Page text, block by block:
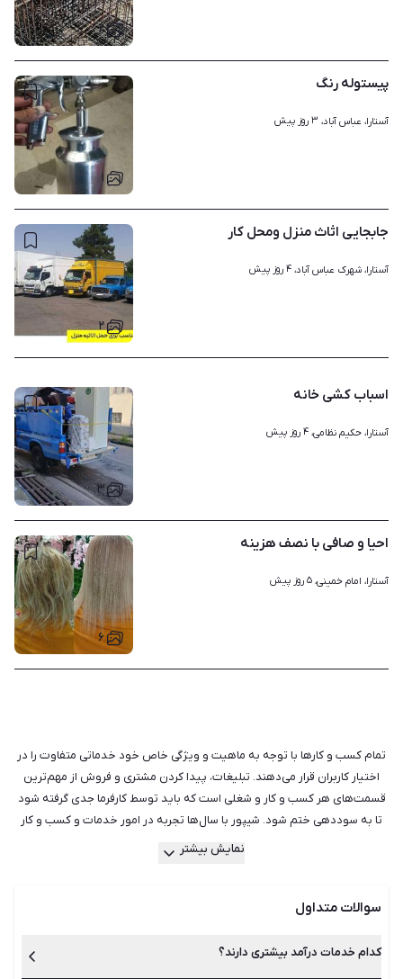
۲
۱
پیستوله رنگ
آستارا، عباس آباد، ۳ روز پیش
۲
جابجایی اثاث منزل ومحل کار
آستارا، شهرک عباس آباد، ۴ روز پیش
۳
اسباب کشی خانه
آستارا، حکیم نظامی، ۴ روز پیش
۶
احیا و صافی با نصف هزینه
آستارا، امام خمینی، ۵ روز پیش
تمام کسب‌ و کارها با توجه به ماهیت و ویژگی خاص خود خدماتی متفاوت را در
اختیار کاربران قرار می‌دهند. تبلیغات، پیدا کردن مشتری و فروش از مهم‌ترین
قسمت‌های هر کسب و کار و شغلی است که باید توسط کارفرما جدی گرفته شود
تا به سوددهی ختم شود. شیپور با سال‌ها تجربه در امور خدمات و کسب و کار
دارای کامل‌ترین و به روزترین لیست آگهی‌های کسب و کارهایی مانند آرایشگری
آمده است و قطعا در آینده نیز به لیست آن‌ها اضافه خواهد شد. تفاوتی ندارد
شیپور ثبت و منتشر کنید. سایت و اپلیکیشن شیپور در محیطی کاملا امن،
نمایش بیشتر
سوالات متداول
کدام خدمات درآمد بیشتری دارند؟